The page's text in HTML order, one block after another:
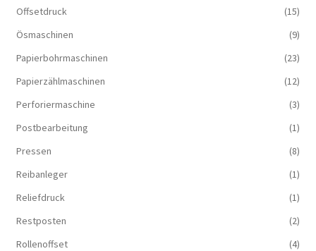
Offsetdruck
(15)
Ösmaschinen
(9)
Papierbohrmaschinen
(23)
Papierzählmaschinen
(12)
Perforiermaschine
(3)
Postbearbeitung
(1)
Pressen
(8)
Reibanleger
(1)
Reliefdruck
(1)
Restposten
(2)
Rollenoffset
(4)